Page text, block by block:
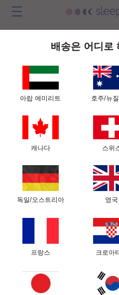
피부를 관리하며 최고
을 취할 수 있습니다
빛나는 아침을 맞
배송은 어디로
아랍 에미리트 호주/뉴
캐나다 스위
독일/오스트리아 영국
프랑스 크로아